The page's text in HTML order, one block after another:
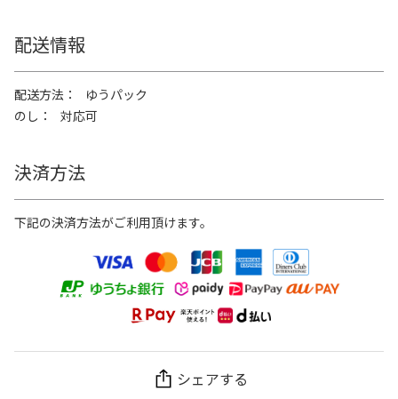
配送情報
配送方法
ゆうパック
のし
対応可
決済方法
下記の決済方法がご利用頂けます。
シェアする